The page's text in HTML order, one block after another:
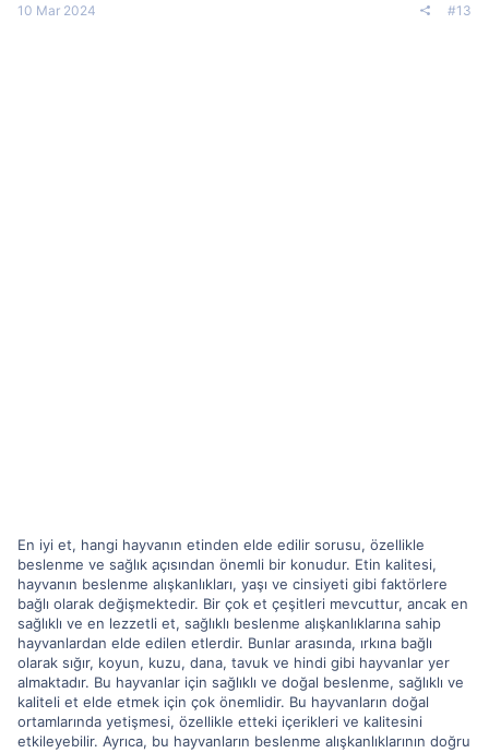
10 Mar 2024 #13
En iyi et, hangi hayvanın etinden elde edilir sorusu, özellikle
beslenme ve sağlık açısından önemli bir konudur. Etin kalitesi,
hayvanın beslenme alışkanlıkları, yaşı ve cinsiyeti gibi faktörlere
bağlı olarak değişmektedir. Bir çok et çeşitleri mevcuttur, ancak en
sağlıklı ve en lezzetli et, sağlıklı beslenme alışkanlıklarına sahip
hayvanlardan elde edilen etlerdir. Bunlar arasında, ırkına bağlı
olarak sığır, koyun, kuzu, dana, tavuk ve hindi gibi hayvanlar yer
almaktadır. Bu hayvanlar için sağlıklı ve doğal beslenme, sağlıklı ve
kaliteli et elde etmek için çok önemlidir. Bu hayvanların doğal
ortamlarında yetişmesi, özellikle etteki içerikleri ve kalitesini
etkileyebilir. Ayrıca, bu hayvanların beslenme alışkanlıklarının doğru